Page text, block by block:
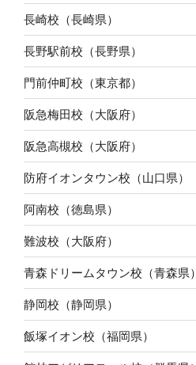
長崎校（長崎県）
長野駅前校（長野県）
門前仲町校（東京都）
阪急梅田校（大阪府）
阪急高槻校（大阪府）
防府イオンタウン校（山口県）
阿南校（徳島県）
難波校（大阪府）
青森ドリームタウン校（青森県）
静岡校（静岡県）
飯塚イオン校（福岡県）